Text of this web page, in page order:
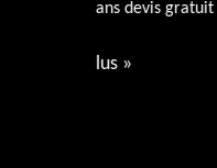
nettoyons et